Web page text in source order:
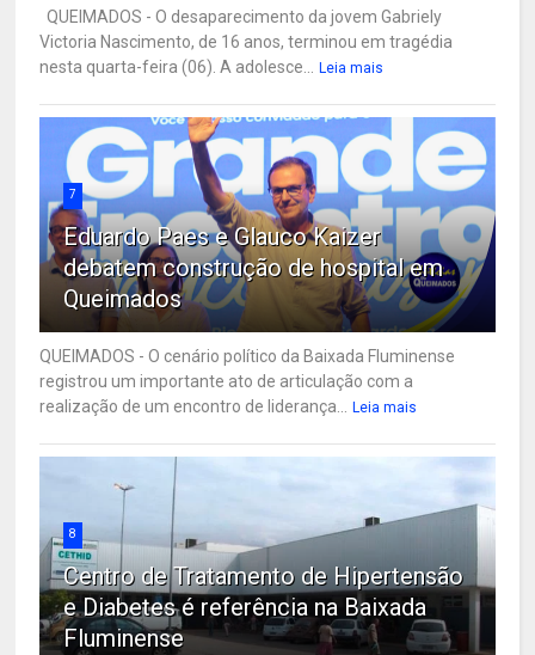
QUEIMADOS - O desaparecimento da jovem Gabriely
Victoria Nascimento, de 16 anos, terminou em tragédia
nesta quarta-feira (06). A adolesce...
Leia mais
7
Eduardo Paes e Glauco Kaizer
debatem construção de hospital em
Queimados
QUEIMADOS - O cenário político da Baixada Fluminense
registrou um importante ato de articulação com a
realização de um encontro de liderança...
Leia mais
8
Centro de Tratamento de Hipertensão
e Diabetes é referência na Baixada
Fluminense